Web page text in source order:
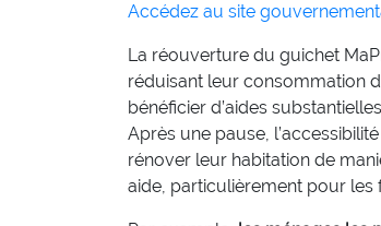
Accédez au site
La réouverture du guichet
réduisant leur consommation
bénéficier d’aides
Après une pause,
rénover leur habitation de
aide, particulièrement pour les